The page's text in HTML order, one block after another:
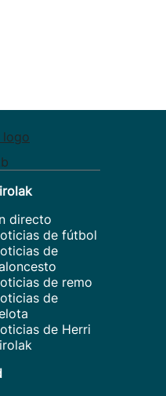
directo
de fútbol
de
de remo
de
de Herri